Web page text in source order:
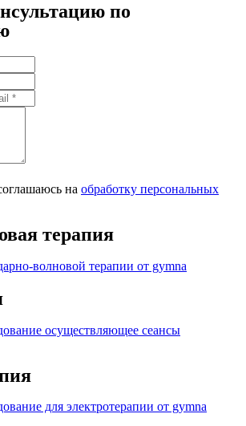
по
на обработку персональных
терапия
волновой терапии от gymna
осуществляющее сеансы
для электротерапии от gymna